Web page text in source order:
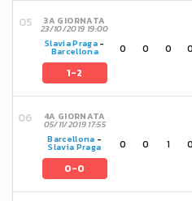
3A GIORNATA
23/10/2019 19:00
Slavia Praga -
Barcellona
1-2
0 0 0 0
4A GIORNATA
05/11/2019 17:55
Barcellona -
Slavia Praga
0-0
0 0 1 0